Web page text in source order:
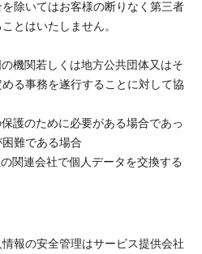
除いてはお客様の断りなく第三者
とはいたしません。
機関若しくは地方公共団体又はそ
る事務を遂行することに対して協
護のために必要がある場合であっ
難である場合
関連会社で個人データを交換する
報の安全管理はサービス提供会社